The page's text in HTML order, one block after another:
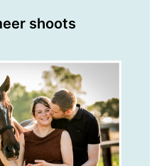
shoots